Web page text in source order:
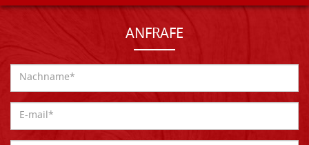
ANFRAFE